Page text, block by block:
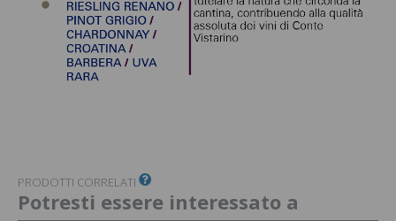
PRODOTTI CORRELATI
Potresti essere interessato a